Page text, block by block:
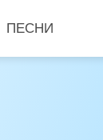
ПЕСНИ